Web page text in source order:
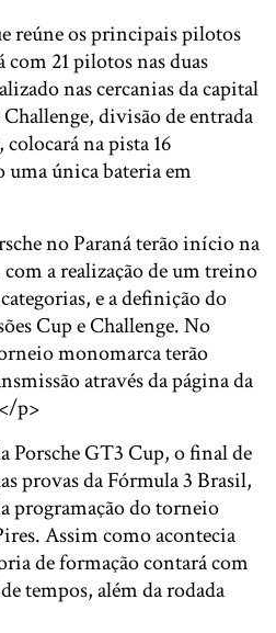
reúne os principais pilotos
21 pilotos nas duas
nas cercanias da capital
divisão de entrada
na pista 16
uma única bateria em
no Paraná terão início na
a realização de um treino
e a definição do
Cup e Challenge. No
monomarca terão
através da página da
p>
Porsche GT3 Cup, o final de
provas da Fórmula 3 Brasil,
programação do torneio
Assim como acontecia
de formação contará com
tempos, além da rodada